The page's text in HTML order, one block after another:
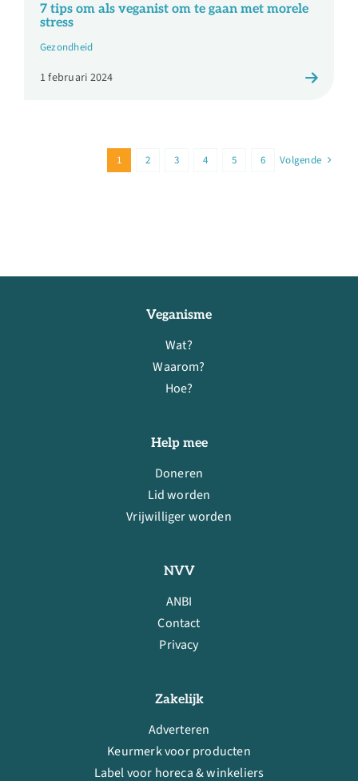
7 tips om als veganist om te gaan met morele
stress
Gezondheid
1 februari 2024
1 2 3 4 5 6 Volgende
Veganisme
Wat?
Waarom?
Hoe?
Help mee
Doneren
Lid worden
Vrijwilliger worden
NVV
ANBI
Contact
Privacy
Zakelijk
Adverteren
Keurmerk voor producten
Label voor horeca & winkeliers